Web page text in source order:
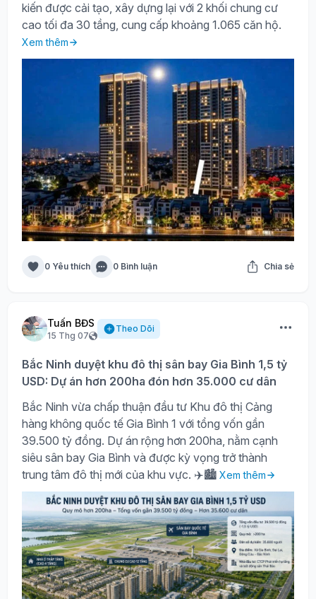
kiến được cải tạo, xây dựng lại với 2 khối chung cư
cao tối đa 30 tầng, cung cấp khoảng 1.065 căn hộ.
Xem thêm
0 Yêu thích 0 Bình luận Chia sẻ
Tuấn BĐS
15 Thg 07
Theo Dõi
Bắc Ninh duyệt khu đô thị sân bay Gia Bình 1,5 tỷ
USD: Dự án hơn 200ha đón hơn 35.000 cư dân
Bắc Ninh vừa chấp thuận đầu tư Khu đô thị Cảng
hàng không quốc tế Gia Bình 1 với tổng vốn gần
39.500 tỷ đồng. Dự án rộng hơn 200ha, nằm cạnh
siêu sân bay Gia Bình và được kỳ vọng trở thành
trung tâm đô thị mới của khu vực. ✈️🏙️ Xem thêm